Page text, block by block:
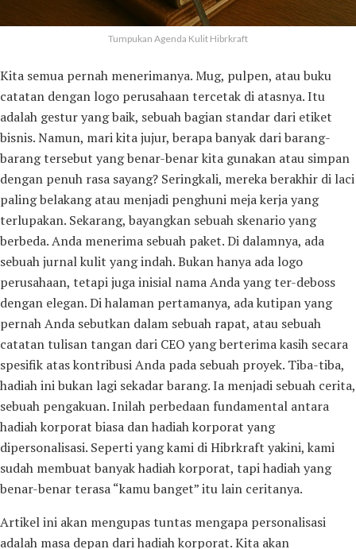
Tumpukan Agenda Kulit Hibrkraft
Kita semua pernah menerimanya. Mug, pulpen, atau buku
catatan dengan logo perusahaan tercetak di atasnya. Itu
adalah gestur yang baik, sebuah bagian standar dari etiket
bisnis. Namun, mari kita jujur, berapa banyak dari barang-
barang tersebut yang benar-benar kita gunakan atau simpan
dengan penuh rasa sayang? Seringkali, mereka berakhir di laci
paling belakang atau menjadi penghuni meja kerja yang
terlupakan. Sekarang, bayangkan sebuah skenario yang
berbeda. Anda menerima sebuah paket. Di dalamnya, ada
sebuah jurnal kulit yang indah. Bukan hanya ada logo
perusahaan, tetapi juga inisial nama Anda yang ter-deboss
dengan elegan. Di halaman pertamanya, ada kutipan yang
pernah Anda sebutkan dalam sebuah rapat, atau sebuah
catatan tulisan tangan dari CEO yang berterima kasih secara
spesifik atas kontribusi Anda pada sebuah proyek. Tiba-tiba,
hadiah ini bukan lagi sekadar barang. Ia menjadi sebuah cerita,
sebuah pengakuan. Inilah perbedaan fundamental antara
hadiah korporat biasa dan hadiah korporat yang
dipersonalisasi. Seperti yang kami di Hibrkraft yakini, kami
sudah membuat banyak hadiah korporat, tapi hadiah yang
benar-benar terasa “kamu banget” itu lain ceritanya.
Artikel ini akan mengupas tuntas mengapa personalisasi
adalah masa depan dari hadiah korporat. Kita akan